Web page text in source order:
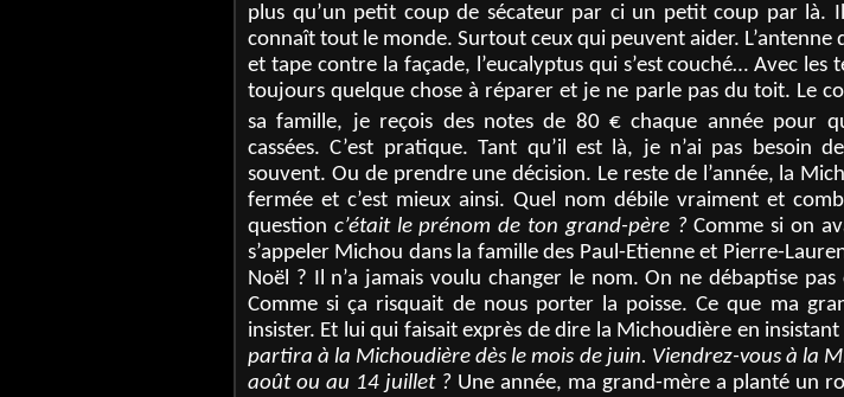
plus qu’un petit coup de sécateur par ci un petit coup par là.
connaît tout le monde. Surtout ceux qui peuvent aider. L’antenne
et tape contre la façade, l’eucalyptus qui s’est couché… Avec les
toujours quelque chose à réparer et je ne parle pas du toit. Le
sa famille, je reçois des notes de 80 € chaque année pour
cassées. C’est pratique. Tant qu’il est là, je n’ai pas besoin
souvent. Ou de prendre une décision. Le reste de l’année, la
fermée et c’est mieux ainsi. Quel nom débile vraiment et
question c’était le prénom de ton grand-père ?Comme si on
s’appeler Michou dans la famille des Paul-Etienne et Pierre-
Noël ? Il n’a jamais voulu changer le nom. On ne débaptise pas
Comme si ça risquait de nous porter la poisse. Ce que ma
insister. Et lui qui faisait exprès de dire la Michoudière en insistant
partira à la Michoudière dès le mois de juin. Viendrez-vous à la
août ou au 14 juillet ? Une année, ma grand-mère a planté un